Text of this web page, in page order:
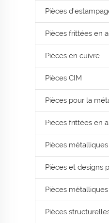
Pièces
Pièces frittées en
Pièces en cuivre
Pièces CIM
Pièces pour la
Pièces frittées en
Pièces
Pièces et designs
Pièces
Pièces